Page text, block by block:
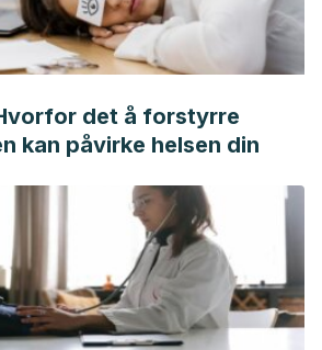
det å forstyrre
kan påvirke helsen din